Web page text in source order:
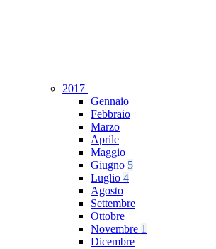
2017
Gennaio
Febbraio
Marzo
Aprile
Maggio
Giugno 5
Luglio 4
Agosto
Settembre
Ottobre
Novembre 1
Dicembre